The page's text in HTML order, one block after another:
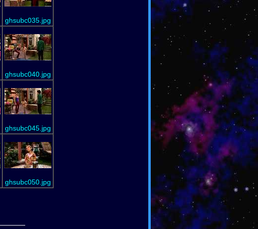
ghsubc035.jpg
ghsubc040.jpg
ghsubc045.jpg
ghsubc050.jpg